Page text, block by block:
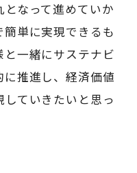
なって進めていか
単に実現できるも
一緒にサステナビ
推進し、経済価値
ていきたいと思っ